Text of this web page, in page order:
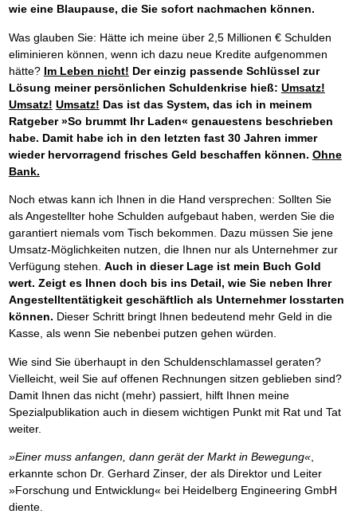
wie eine Blaupause, die Sie sofort nachmachen können.
Was glauben Sie: Hätte ich meine über 2,5 Millionen € Schulden
eliminieren können, wenn ich dazu neue Kredite aufgenommen
hätte? Im Leben nicht! Der einzig passende Schlüssel zur
Lösung meiner persönlichen Schuldenkrise hieß: Umsatz!
Umsatz! Umsatz! Das ist das System, das ich in meinem
Ratgeber »So brummt Ihr Laden« genauestens beschrieben
habe. Damit habe ich in den letzten fast 30 Jahren immer
wieder hervorragend frisches Geld beschaffen können. Ohne
Bank.
Noch etwas kann ich Ihnen in die Hand versprechen: Sollten Sie
als Angestellter hohe Schulden aufgebaut haben, werden Sie die
garantiert niemals vom Tisch bekommen. Dazu müssen Sie jene
Umsatz-Möglichkeiten nutzen, die Ihnen nur als Unternehmer zur
Verfügung stehen. Auch in dieser Lage ist mein Buch Gold
wert. Zeigt es Ihnen doch bis ins Detail, wie Sie neben Ihrer
Angestelltentätigkeit geschäftlich als Unternehmer losstarten
können. Dieser Schritt bringt Ihnen bedeutend mehr Geld in die
Kasse, als wenn Sie nebenbei putzen gehen würden.
Wie sind Sie überhaupt in den Schuldenschlamassel geraten?
Vielleicht, weil Sie auf offenen Rechnungen sitzen geblieben sind?
Damit Ihnen das nicht (mehr) passiert, hilft Ihnen meine
Spezialpublikation auch in diesem wichtigen Punkt mit Rat und Tat
weiter.
»Einer muss anfangen, dann gerät der Markt in Bewegung«,
erkannte schon Dr. Gerhard Zinser, der als Direktor und Leiter
»Forschung und Entwicklung« bei Heidelberg Engineering GmbH
diente.